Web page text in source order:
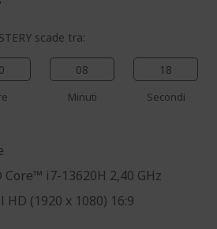
scade tra:
08
Minuti
17
Secondi
i7-13620H 2,40 GHz
HD (1920 x 1080) 16:9